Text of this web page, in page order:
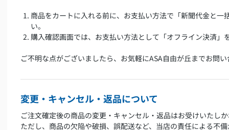
商品をカートに入れる前に、お支払い方法で「新聞代金と一
い。
購入確認画面では、お支払い方法として「オフライン決済」
ご不明な点がございましたら、お気軽にASA自由が丘までお問
変更・キャンセル・返品について
ご注文確定後の商品の変更・キャンセル・返品はお受けいたし
ただし、商品の欠陥や破損、誤配送など、当店の責任による不